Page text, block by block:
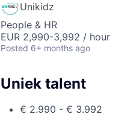
Unikidz
People & HR
EUR 2,990-3,992 / hour
Posted 6+ months ago
Uniek talent
€ 2.990 - € 3.992